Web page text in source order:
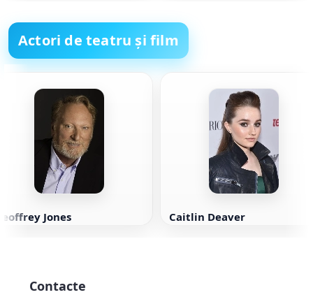
Actori de teatru și film
Jones Caitlin Deaver
Contacte